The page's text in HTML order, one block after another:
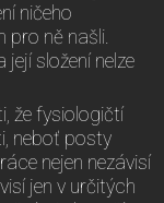
ničeho
pro ně našli.
složení nelze
že fysiologičtí
neboť posty
nejen nezávisí
jen v určitých